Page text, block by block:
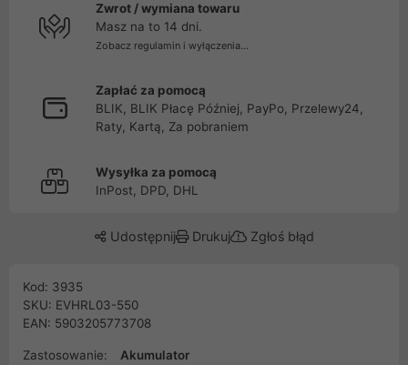
Zwrot / wymiana towaru
Masz na to 14 dni.
Zobacz regulamin i wyłączenia...
Zapłać za pomocą
BLIK, BLIK Płacę Później, PayPo, Przelewy24,
Raty, Kartą, Za pobraniem
Wysyłka za pomocą
InPost, DPD, DHL
Udostępnij Drukuj Zgłoś błąd
Kod: 3935
SKU: EVHRL03-550
EAN: 5903205773708
Zastosowanie:
Akumulator